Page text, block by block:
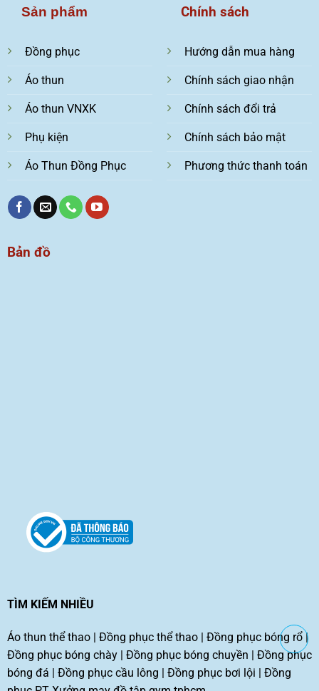
Sản phẩm
Đồng phục
Áo thun
Áo thun VNXK
Phụ kiện
Áo Thun Đồng Phục
Chính sách
Hướng dẫn mua hàng
Chính sách giao nhận
Chính sách đổi trả
Chính sách bảo mật
Phương thức thanh toán
Bản đồ
TÌM KIẾM NHIỀU
Áo thun thể thao| Đồng phục thể thao| Đồng phục bóng rổ|
Đồng phục bóng chày| Đồng phục bóng chuyền | Đồng phục
bóng đá | Đồng phục cầu lông | Đồng phục bơi lội | Đồng